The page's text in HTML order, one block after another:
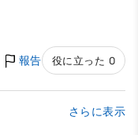
報告 役に立った 0
さらに表示